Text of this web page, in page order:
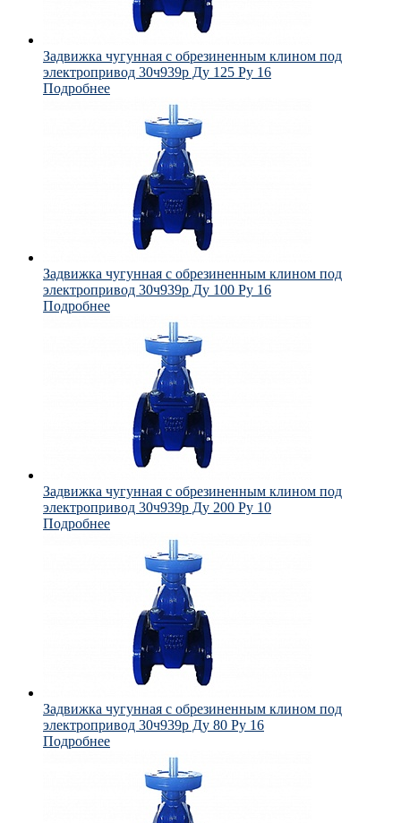
Задвижка чугунная с обрезиненным клином под
электропривод 30ч939р Ду 125 Ру 16
Подробнее
Задвижка чугунная с обрезиненным клином под
электропривод 30ч939р Ду 100 Ру 16
Подробнее
Задвижка чугунная с обрезиненным клином под
электропривод 30ч939р Ду 200 Ру 10
Подробнее
Задвижка чугунная с обрезиненным клином под
электропривод 30ч939р Ду 80 Ру 16
Подробнее